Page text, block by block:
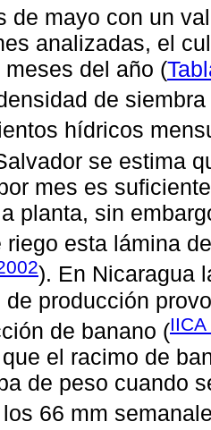
de mayo con un
analizadas, el
del año (
de
hídricos
se estima
mes es
planta, sin
riego esta lámina
). En Nicaragua
de producción
de banano (
el racimo de
de peso cuando
66 mm